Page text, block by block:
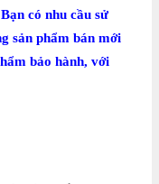
Bạn có nhu cầu sử
sản phẩm bán mới
bảo hành, với